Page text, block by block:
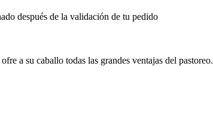
después de la validación de tu pedido
a su caballo todas las grandes ventajas del pastoreo.